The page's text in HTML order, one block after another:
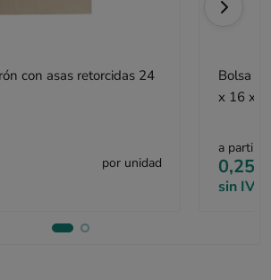
con asas retorcidas 24
por unidad
Bolsa
x 16 x
a partir
0,25 €
sin IVA